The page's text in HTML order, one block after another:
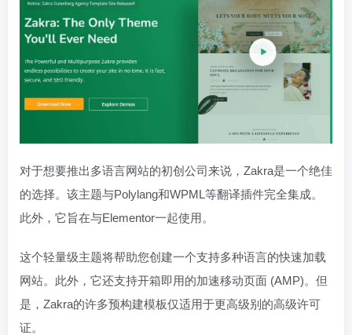
对于想要推出多语言网站的初创公司来说，Zakra是一个绝佳
的选择。该主题与Polylang和WPML等翻译插件完全集成。
此外，它旨在与Elementor一起使用。
这个轻量级主题将帮助您创建一个支持多种语言的快速加载
网站。此外，它还支持开箱即用的加速移动页面 (AMP)。但
是，Zakra的许多预构建模板仅适用于更高级别的高级许可
证。